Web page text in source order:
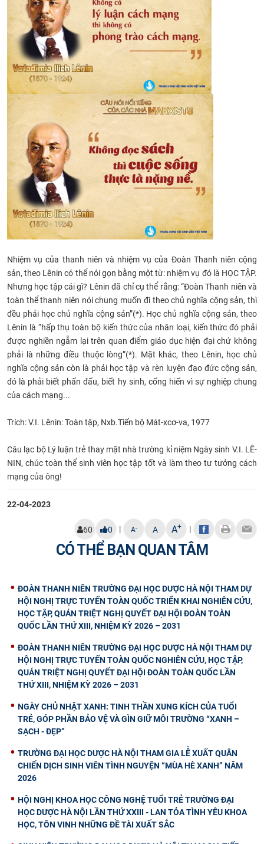
Nhiệm vụ của thanh niên và nhiệm vụ của Đoàn Thanh niên cộng
sản, theo Lênin có thể nói gọn bằng một từ: nhiệm vụ đó là HỌC TẬP.
Nhưng học tập cái gì? Lênin đã chỉ cụ thể rằng: “Đoàn Thanh niên và
toàn thể thanh niên nói chung muốn đi theo chủ nghĩa cộng sản, thì
đều phải học chủ nghĩa cộng sản”(*). Học chủ nghĩa cộng sản, theo
Lênin là “hấp thụ toàn bộ kiến thức của nhân loại, kiến thức đó phải
được nghiền ngẫm lại trên quan điểm giáo dục hiện đại chứ không
phải là những điều thuộc lòng”(*). Mặt khác, theo Lênin, học chủ
nghĩa cộng sản còn là phải học tập và rèn luyện đạo đức cộng sản,
đó là phải biết phấn đấu, biết hy sinh, cống hiến vì sự nghiệp chung
của cách mạng...
Trích: V.I. Lênin: Toàn tập, Nxb.Tiến bộ Mát-xcơ-va, 1977
Câu lạc bộ Lý luận trẻ thay mặt nhà trường kỉ niệm Ngày sinh V.I. LÊ-
NIN, chúc toàn thể sinh viên học tập tốt và làm theo tư tưởng cách
mạng của ông!
22-04-2023
60 0 | A- A A+ |
CÓ THỂ BẠN QUAN TÂM
ĐOÀN THANH NIÊN TRƯỜNG ĐẠI HỌC DƯỢC HÀ NỘI THAM DỰ
HỘI NGHỊ TRỰC TUYẾN TOÀN QUỐC TRIỂN KHAI NGHIÊN CỨU,
HỌC TẬP, QUÁN TRIỆT NGHỊ QUYẾT ĐẠI HỘI ĐOÀN TOÀN
QUỐC LẦN THỨ XIII, NHIỆM KỲ 2026 – 2031
ĐOÀN THANH NIÊN TRƯỜNG ĐẠI HỌC DƯỢC HÀ NỘI THAM DỰ
HỘI NGHỊ TRỰC TUYẾN TOÀN QUỐC NGHIÊN CỨU, HỌC TẬP,
QUÁN TRIỆT NGHỊ QUYẾT ĐẠI HỘI ĐOÀN TOÀN QUỐC LẦN
THỨ XIII, NHIỆM KỲ 2026 – 2031
NGÀY CHỦ NHẬT XANH: TINH THẦN XUNG KÍCH CỦA TUỔI
TRẺ, GÓP PHẦN BẢO VỆ VÀ GÌN GIỮ MÔI TRƯỜNG “XANH –
SẠCH - ĐẸP”
TRƯỜNG ĐẠI HỌC DƯỢC HÀ NỘI THAM GIA LỄ XUẤT QUÂN
CHIẾN DỊCH SINH VIÊN TÌNH NGUYỆN “MÙA HÈ XANH” NĂM
2026
HỘI NGHỊ KHOA HỌC CÔNG NGHỆ TUỔI TRẺ TRƯỜNG ĐẠI
HỌC DƯỢC HÀ NỘI LẦN THỨ XXIII - LAN TỎA TÌNH YÊU KHOA
HỌC, TÔN VINH NHỮNG ĐỀ TÀI XUẤT SẮC